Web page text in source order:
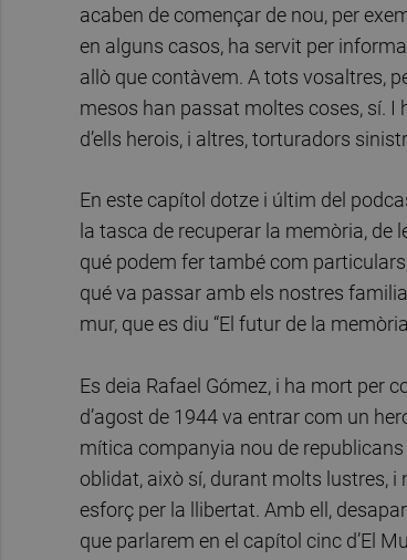
acaben de començar de nou, per
en alguns casos, ha servit per
allò que contàvem. A tots vosaltres,
mesos han passat moltes coses, sí.
d’ells herois, i altres, torturadors
En este capítol dotze i últim del
la tasca de recuperar la memòria, de
qué podem fer també com
qué va passar amb els nostres
mur, que es diu “El futur de la
Es deia Rafael Gómez, i ha mort per
d’agost de 1944 va entrar com un
mítica companyia nou de
oblidat, això sí, durant molts lustres,
esforç per la llibertat. Amb ell,
que parlarem en el capítol cinc d’El